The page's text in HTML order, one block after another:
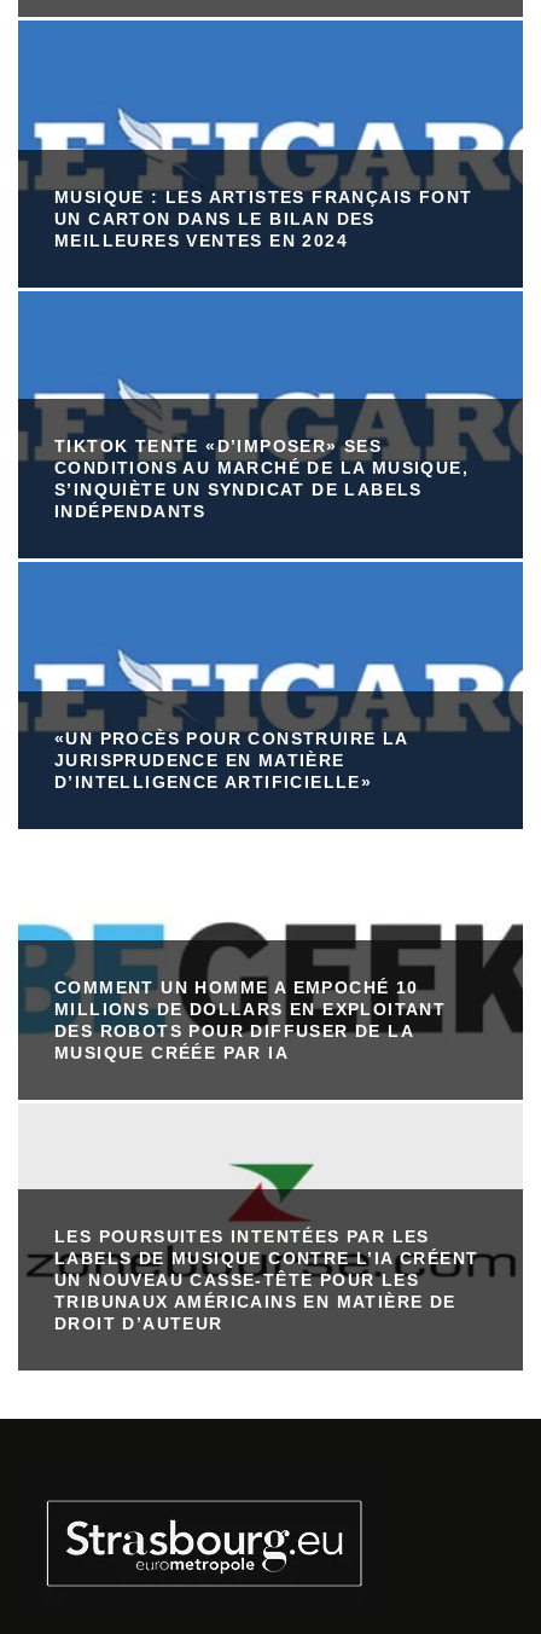
MUSIQUE : LES ARTISTES FRANÇAIS FONT
UN CARTON DANS LE BILAN DES
MEILLEURES VENTES EN 2024
TIKTOK TENTE «D’IMPOSER» SES
CONDITIONS AU MARCHÉ DE LA MUSIQUE,
S’INQUIÈTE UN SYNDICAT DE LABELS
INDÉPENDANTS
«UN PROCÈS POUR CONSTRUIRE LA
JURISPRUDENCE EN MATIÈRE
D’INTELLIGENCE ARTIFICIELLE»
COMMENT UN HOMME A EMPOCHÉ 10
MILLIONS DE DOLLARS EN EXPLOITANT
DES ROBOTS POUR DIFFUSER DE LA
MUSIQUE CRÉÉE PAR IA
LES POURSUITES INTENTÉES PAR LES
LABELS DE MUSIQUE CONTRE L’IA CRÉENT
UN NOUVEAU CASSE-TÊTE POUR LES
TRIBUNAUX AMÉRICAINS EN MATIÈRE DE
DROIT D’AUTEUR